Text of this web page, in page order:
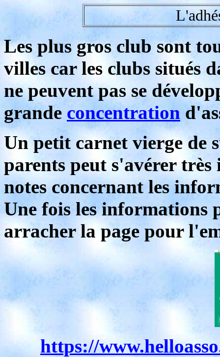
Les plus gros club sont
villes car les clubs situés
ne peuvent pas se
grande concentration
Un petit carnet vierge de
parents peut s'avérer
notes concernant les
Une fois les informations
arracher la page pour
https://